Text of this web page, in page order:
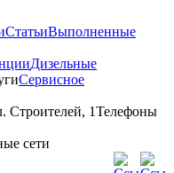
СтатьиВыполненные
Дизельные
Сервисное
Строителей, 1Телефоны
сети